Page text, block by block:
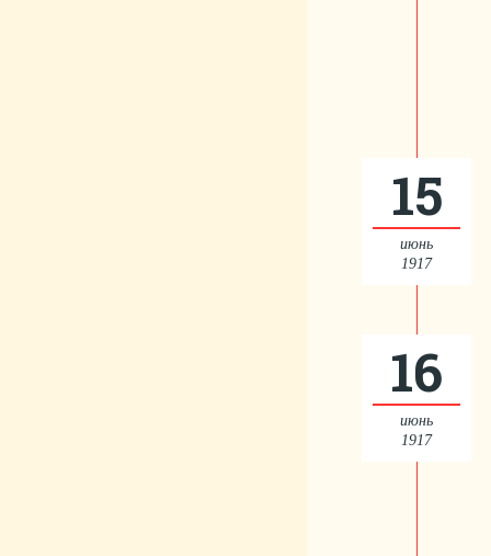
15
июнь
1917
16
июнь
1917